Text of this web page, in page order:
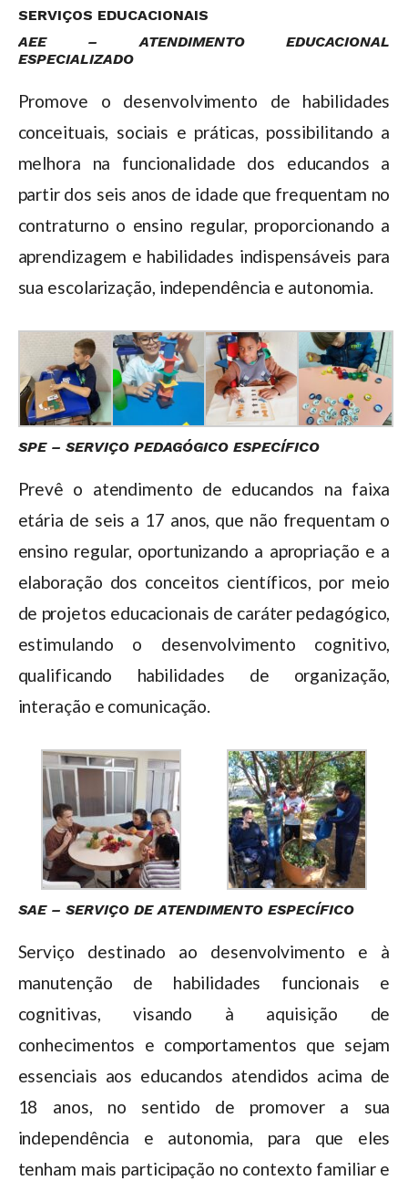
SERVIÇOS EDUCACIONAIS
AEE – ATENDIMENTO EDUCACIONAL
ESPECIALIZADO
Promove o desenvolvimento de habilidades
conceituais, sociais e práticas, possibilitando a
melhora na funcionalidade dos educandos a
partir dos seis anos de idade que frequentam no
contraturno o ensino regular, proporcionando a
aprendizagem e habilidades indispensáveis para
sua escolarização, independência e autonomia.
SPE – SERVIÇO PEDAGÓGICO ESPECÍFICO
Prevê o atendimento de educandos na faixa
etária de seis a 17 anos, que não frequentam o
ensino regular, oportunizando a apropriação e a
elaboração dos conceitos científicos, por meio
de projetos educacionais de caráter pedagógico,
estimulando o desenvolvimento cognitivo,
qualificando habilidades de organização,
interação e comunicação.
SAE – SERVIÇO DE ATENDIMENTO ESPECÍFICO
Serviço destinado ao desenvolvimento e à
manutenção de habilidades funcionais e
cognitivas, visando à aquisição de
conhecimentos e comportamentos que sejam
essenciais aos educandos atendidos acima de
18 anos, no sentido de promover a sua
independência e autonomia, para que eles
tenham mais participação no contexto familiar e